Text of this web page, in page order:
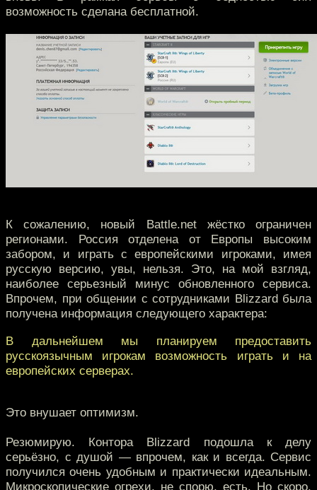
возможность сделана бесплатной.
К сожалению, новый Battle.net жёстко ограничен
регионами. Россия отделена от Европы высоким
забором, и играть с европейскими игроками, имея
русскую версию, увы, нельзя. Это, на мой взгляд,
наиболее серьезный минус обновленного сервиса.
Впрочем, при общении с сотрудниками Blizzard была
получена информация следующего характера:
В дальнейшем мы планируем предоставить
русскоязычным игрокам возможность играть и на
европейских серверах.
Это внушает оптимизм.
Резюмирую. Контора Blizzard подошла к делу
серьёзно, с душой — впрочем, как и всегда. Сервис
получился очень удобным и практически идеальным.
Микроскопические огрехи, не спорю, есть. Но скоро,